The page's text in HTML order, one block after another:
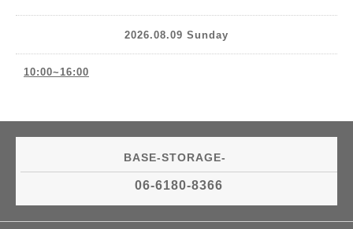
2026.08.09 Sunday
10:00~16:00
BASE-STORAGE-
06-6180-8366